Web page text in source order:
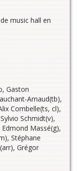
music hall en
Gaston
Arnaud(tb),
Combelle(ts, cl),
Schmidt(v),
Massé(g),
Stéphane
Grégor